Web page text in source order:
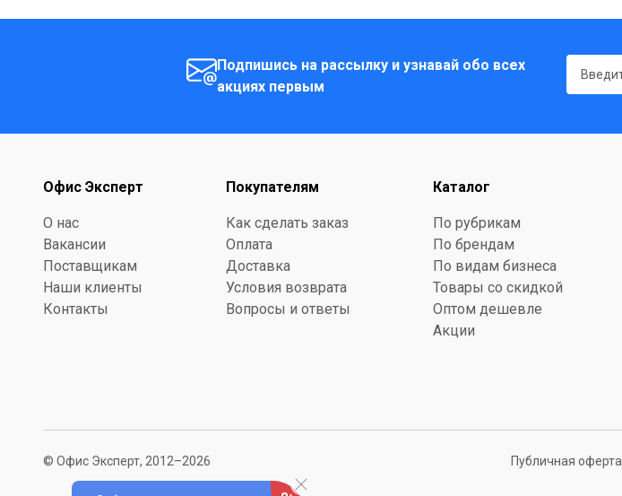
Подпишись на рассылку и узнавай обо всех
акциях первым
Офис Эксперт
О нас
Вакансии
Поставщикам
Наши клиенты
Контакты
Покупателям
Как сделать заказ
Оплата
Доставка
Условия возврата
Вопросы и ответы
Каталог
По рубрикам
По брендам
По видам бизнеса
Товары со скидкой
Оптом дешевле
Акции
© Офис Эксперт, 2012–2026 Публичная оферта